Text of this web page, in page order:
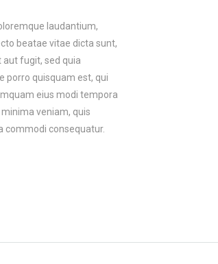
laudantium,
beatae vitae dicta sunt,
fugit, sed quia
porro quisquam est, qui
eius modi tempora
veniam, quis
commodi consequatur.